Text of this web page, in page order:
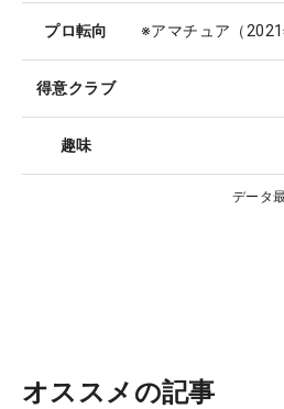
プロ転向 ※アマチュア（2021
得意クラブ
趣味
データ
オススメの記事